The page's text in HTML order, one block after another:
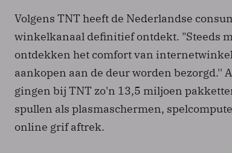
Volgens TNT heeft de Nederlandse
winkelkanaal definitief ontdekt. "Steeds
ontdekken het comfort van
aankopen aan de deur worden bezorgd.''
gingen bij TNT zo'n 13,5 miljoen
spullen als plasmaschermen,
online grif aftrek.